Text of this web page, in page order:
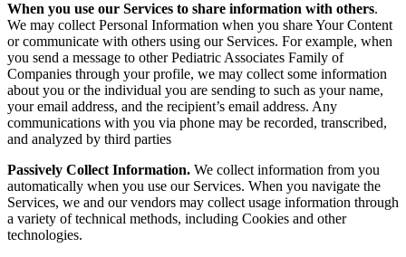
When you use our Services to share information with others.
We may collect Personal Information when you share Your Content
or communicate with others using our Services. For example, when
you send a message to other Pediatric Associates Family of
Companies through your profile, we may collect some information
about you or the individual you are sending to such as your name,
your email address, and the recipient’s email address. Any
communications with you via phone may be recorded, transcribed,
and analyzed by third parties
Passively Collect Information. We collect information from you
automatically when you use our Services. When you navigate the
Services, we and our vendors may collect usage information through
a variety of technical methods, including Cookies and other
technologies.